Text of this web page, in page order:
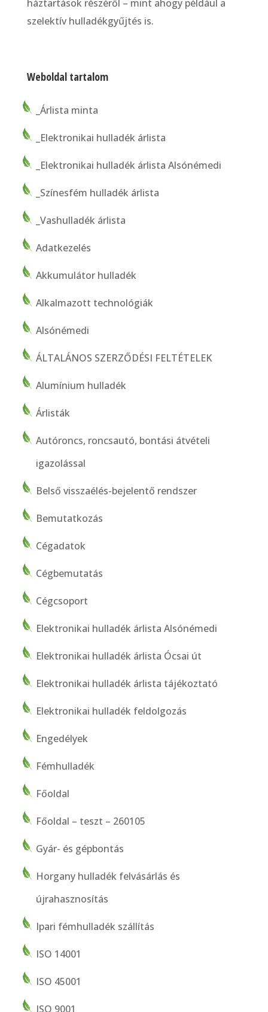
háztartások részéről – mint ahogy például a
szelektív hulladékgyűjtés is.
Weboldal tartalom
_Árlista minta
_Elektronikai hulladék árlista
_Elektronikai hulladék árlista Alsónémedi
_Színesfém hulladék árlista
_Vashulladék árlista
Adatkezelés
Akkumulátor hulladék
Alkalmazott technológiák
Alsónémedi
ÁLTALÁNOS SZERZŐDÉSI FELTÉTELEK
Alumínium hulladék
Árlisták
Autóroncs, roncsautó, bontási átvételi
igazolással
Belső visszaélés-bejelentő rendszer
Bemutatkozás
Cégadatok
Cégbemutatás
Cégcsoport
Elektronikai hulladék árlista Alsónémedi
Elektronikai hulladék árlista Ócsai út
Elektronikai hulladék árlista tájékoztató
Elektronikai hulladék feldolgozás
Engedélyek
Fémhulladék
Főoldal
Főoldal – teszt – 260105
Gyár- és gépbontás
Horgany hulladék felvásárlás és
újrahasznosítás
Ipari fémhulladék szállítás
ISO 14001
ISO 45001
ISO 9001